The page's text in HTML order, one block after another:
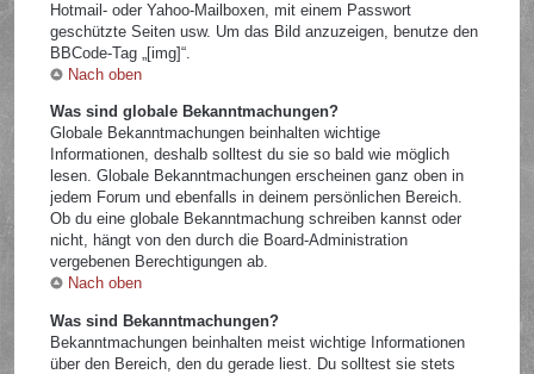
Hotmail- oder Yahoo-Mailboxen, mit einem Passwort
geschützte Seiten usw. Um das Bild anzuzeigen, benutze den
BBCode-Tag „[img]“.
Nach oben
Was sind globale Bekanntmachungen?
Globale Bekanntmachungen beinhalten wichtige
Informationen, deshalb solltest du sie so bald wie möglich
lesen. Globale Bekanntmachungen erscheinen ganz oben in
jedem Forum und ebenfalls in deinem persönlichen Bereich.
Ob du eine globale Bekanntmachung schreiben kannst oder
nicht, hängt von den durch die Board-Administration
vergebenen Berechtigungen ab.
Nach oben
Was sind Bekanntmachungen?
Bekanntmachungen beinhalten meist wichtige Informationen
über den Bereich, den du gerade liest. Du solltest sie stets